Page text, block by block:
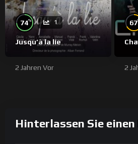
74% 1
Jusqu’à la lie
2 Jahren Vor
67
2
Hinterlassen Sie